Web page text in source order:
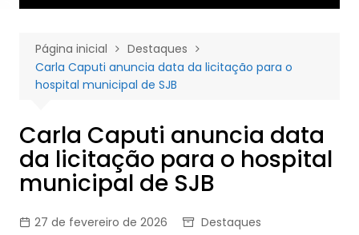
Página inicial
Destaques
Carla Caputi anuncia data da licitação para o
hospital municipal de SJB
Carla Caputi anuncia data
da licitação para o hospital
municipal de SJB
27 de fevereiro de 2026 Destaques